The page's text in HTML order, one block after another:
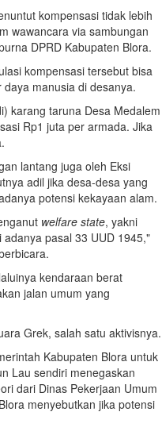
kompensasi tidak lebih
wawancara via sambungan
DPRD Kabupaten Blora.
kompensasi tersebut bisa
manusia di desanya.
karang taruna Desa Medalem
Rp1 juta per armada. Jika
lantang juga oleh Eksi
adil jika desa-desa yang
potensi kekayaan alam.
welfare state, yakni
pasal 33 UUD 1945,"
kendaraan berat
jalan umum yang
Grek, salah satu aktivisnya.
Kabupaten Blora untuk
Lau sendiri menegaskan
dari Dinas Pekerjaan Umum
menyebutkan jika potensi